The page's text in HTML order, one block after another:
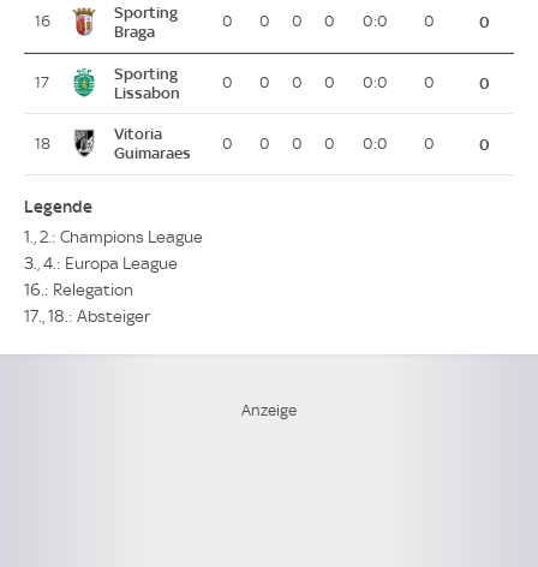
16
Sporting
Braga
0 0 0 0 0:0 0 0
17
Sporting
Lissabon
0 0 0 0 0:0 0 0
18
Vitoria
Guimaraes
0 0 0 0 0:0 0 0
Legende
1., 2.: Champions League
3., 4.: Europa League
16.: Relegation
17., 18.: Absteiger